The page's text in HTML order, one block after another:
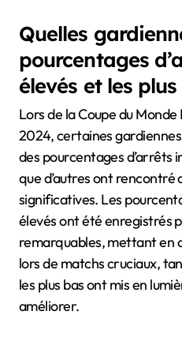
Quelles
pourcentages
élevés et les
Lors de la Coupe du Monde
2024, certaines
des pourcentages d’arrêts
que d’autres ont rencontré
significatives. Les
élevés ont été enregistrés
remarquables, mettant en
lors de matchs cruciaux,
les plus bas ont mis en
améliorer.